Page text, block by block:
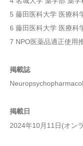
5 藤田医科大学 医療科
6 藤田医科大学 医療科
7 NPO医薬品適正使用
掲載誌
掲載日
2024年10月11日(オン